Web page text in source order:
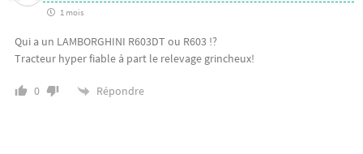
1 mois
Qui a un LAMBORGHINI R603DT ou R603 !?
Tracteur hyper fiable à part le relevage grincheux!
0 Répondre